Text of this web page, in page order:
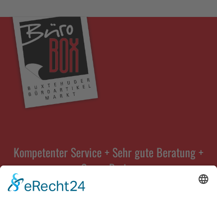
Kompetenter Service + Sehr gute Beratung +
Super Preise
Büro Box Buxtehuder Büroartikel Markt